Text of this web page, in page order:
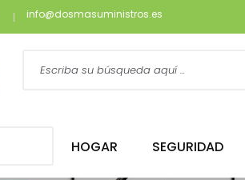
info@dosmasuministros.es
HOGAR SEGURIDAD